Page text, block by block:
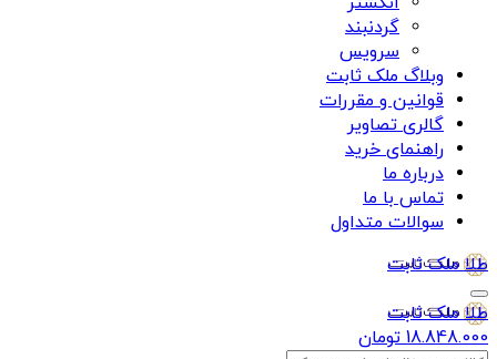
گردنبند
سرویس
وبلاگ ملک ثابت
قوانین و مقررات
گالری تصاویر
راهنمای خرید
درباره ما
تماس با ما
سوالات متداول
طلا ملک ثابت
طلا ملک ثابت
18.848.000 تومان